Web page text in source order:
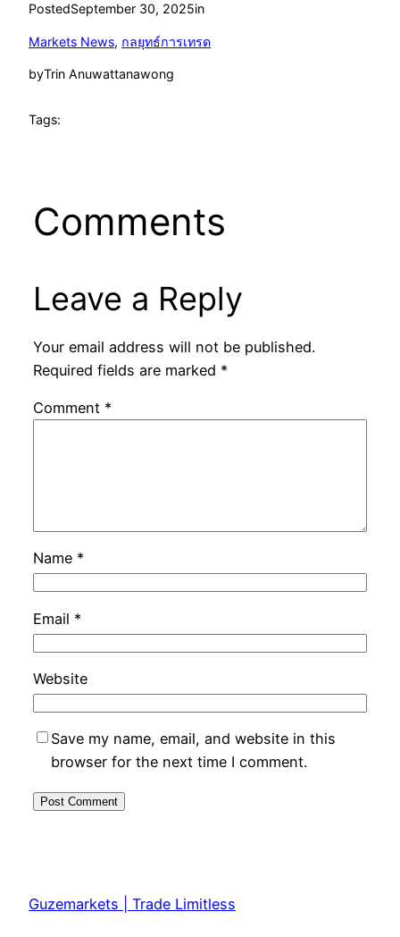
PostedSeptember 30, 2025in
Markets News, กลยุทธ์การเทรด
byTrin Anuwattanawong
Tags:
Comments
Leave a Reply
Your email address will not be published.
Required fields are marked *
Comment *
Name *
Email *
Website
Save my name, email, and website in this
browser for the next time I comment.
Guzemarkets | Trade Limitless